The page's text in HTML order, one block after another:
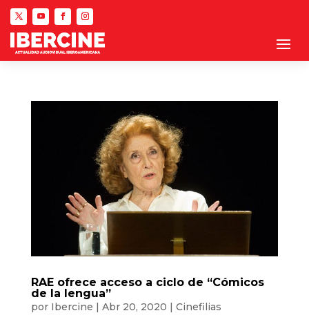
RAE ofrece acceso a ciclo de “Cómicos
de la lengua”
por Ibercine | Abr 20, 2020 | Cinefilias